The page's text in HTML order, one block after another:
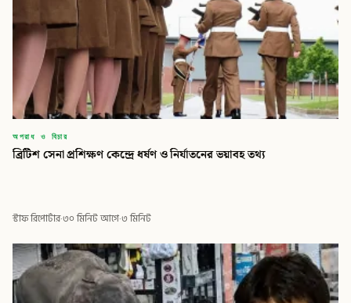
অপরাধ ও বিচার
ব্রিটিশ সেনা প্রশিক্ষণ কেন্দ্রে ধর্ষণ ও নির্যাতনের ভয়াবহ তথ্য
স্টাফ রিপোর্টার·৩০ মিনিট আগে·৩ মিনিট